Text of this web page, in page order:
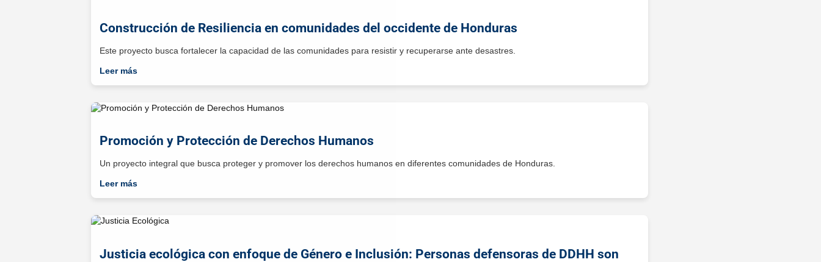
Construcción de Resiliencia en comunidades del occidente de Honduras
Este proyecto busca fortalecer la capacidad de las comunidades para resistir y recuperarse ante desastres.
Leer más
Promoción y Protección de Derechos Humanos
Un proyecto integral que busca proteger y promover los derechos humanos en diferentes comunidades de Honduras.
Leer más
Justicia ecológica con enfoque de Género e Inclusión: Personas defensoras de DDHH son